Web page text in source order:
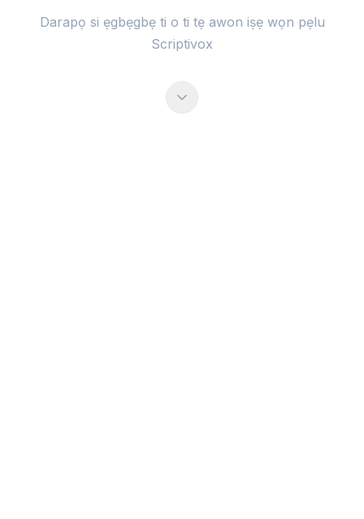
Darapọ si ẹgbẹgbẹ ti o ti tẹ awon iṣẹ wọn pẹlu
Scriptivox